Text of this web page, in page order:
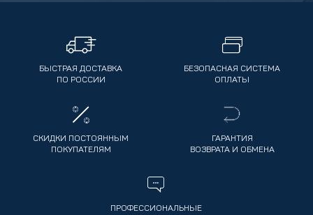
БЫСТРАЯ ДОСТАВКА
ПО РОССИИ
БЕЗОПАСНАЯ СИСТЕМА
ОПЛАТЫ
СКИДКИ ПОСТОЯННЫМ
ПОКУПАТЕЛЯМ
ГАРАНТИЯ
ВОЗВРАТА И ОБМЕНА
ПРОФЕССИОНАЛЬНЫЕ